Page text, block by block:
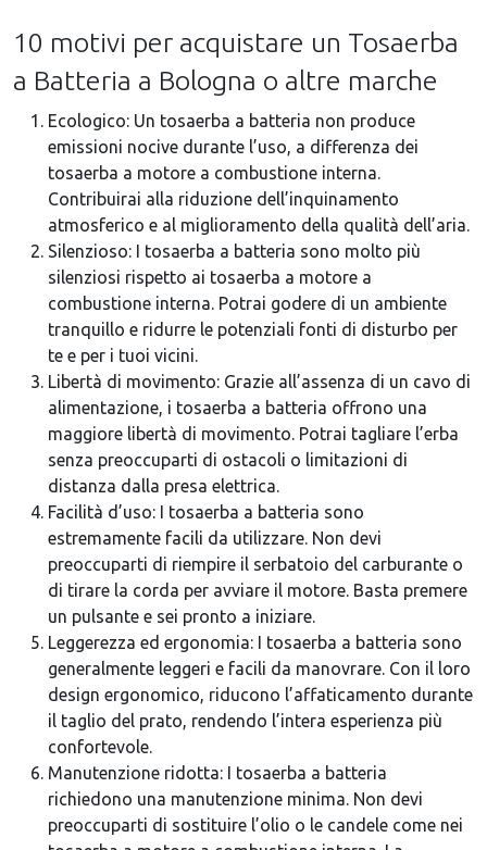
10 motivi per acquistare un Tosaerba
a Batteria a Bologna o altre marche
Ecologico: Un tosaerba a batteria non produce
emissioni nocive durante l’uso, a differenza dei
tosaerba a motore a combustione interna.
Contribuirai alla riduzione dell’inquinamento
atmosferico e al miglioramento della qualità dell’aria.
Silenzioso: I tosaerba a batteria sono molto più
silenziosi rispetto ai tosaerba a motore a
combustione interna. Potrai godere di un ambiente
tranquillo e ridurre le potenziali fonti di disturbo per
te e per i tuoi vicini.
Libertà di movimento: Grazie all’assenza di un cavo di
alimentazione, i tosaerba a batteria offrono una
maggiore libertà di movimento. Potrai tagliare l’erba
senza preoccuparti di ostacoli o limitazioni di
distanza dalla presa elettrica.
Facilità d’uso: I tosaerba a batteria sono
estremamente facili da utilizzare. Non devi
preoccuparti di riempire il serbatoio del carburante o
di tirare la corda per avviare il motore. Basta premere
un pulsante e sei pronto a iniziare.
Leggerezza ed ergonomia: I tosaerba a batteria sono
generalmente leggeri e facili da manovrare. Con il loro
design ergonomico, riducono l’affaticamento durante
il taglio del prato, rendendo l’intera esperienza più
confortevole.
Manutenzione ridotta: I tosaerba a batteria
richiedono una manutenzione minima. Non devi
preoccuparti di sostituire l’olio o le candele come nei